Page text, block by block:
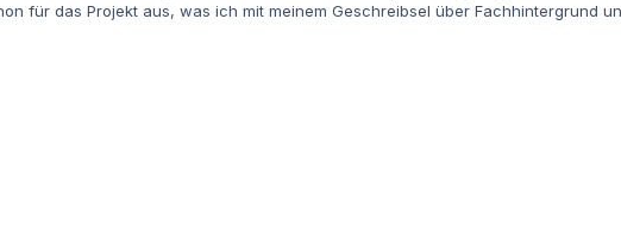
für das Projekt aus, was ich mit meinem Geschreibsel über Fachhintergrund